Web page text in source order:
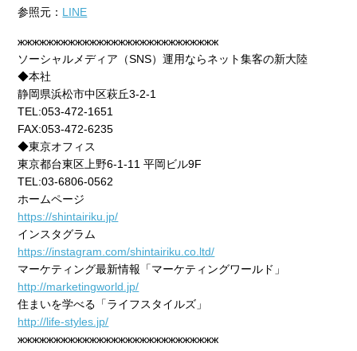
参照元： LINE
жжжжжжжжжжжжжжжжжжжжжжжжжжжж
ソーシャルメディア（SNS）運用ならネット集客の新大陸
◆本社
静岡県浜松市中区萩丘3-2-1
TEL:053-472-1651
FAX:053-472-6235
◆東京オフィス
東京都台東区上野6-1-11 平岡ビル9F
TEL:03-6806-0562
ホームページ
https://shintairiku.jp/
インスタグラム
https://instagram.com/shintairiku.co.ltd/
マーケティング最新情報「マーケティングワールド」
http://marketingworld.jp/
住まいを学べる「ライフスタイルズ」
http://life-styles.jp/
жжжжжжжжжжжжжжжжжжжжжжжжжжжж